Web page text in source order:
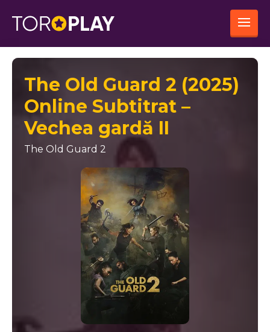
The Old Guard 2 (2025)
Online Subtitrat –
Vechea gardă II
The Old Guard 2